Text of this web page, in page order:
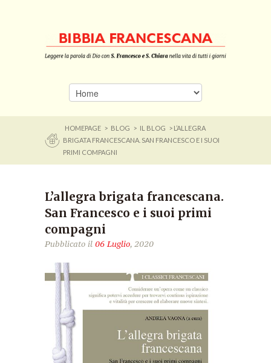
HOMEPAGE > BLOG > IL BLOG
> L’ALLEGRA
BRIGATA FRANCESCANA. SAN FRANCESCO E I SUOI
PRIMI COMPAGNI
L’allegra brigata francescana.
San Francesco e i suoi primi
compagni
Pubblicato il 06 Luglio, 2020